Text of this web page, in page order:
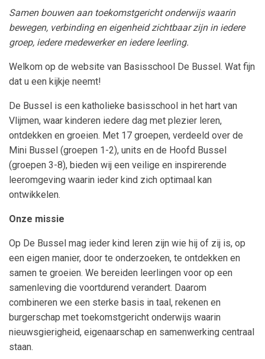
Samen bouwen aan toekomstgericht onderwijs waarin
bewegen, verbinding en eigenheid zichtbaar zijn in iedere
groep, iedere medewerker en iedere leerling.
Welkom op de website van Basisschool De Bussel. Wat fijn
dat u een kijkje neemt!
De Bussel is een katholieke basisschool in het hart van
Vlijmen, waar kinderen iedere dag met plezier leren,
ontdekken en groeien. Met 17 groepen, verdeeld over de
Mini Bussel (groepen 1-2), units en de Hoofd Bussel
(groepen 3-8), bieden wij een veilige en inspirerende
leeromgeving waarin ieder kind zich optimaal kan
ontwikkelen.
Onze missie
Op De Bussel mag ieder kind leren zijn wie hij of zij is, op
een eigen manier, door te onderzoeken, te ontdekken en
samen te groeien. We bereiden leerlingen voor op een
samenleving die voortdurend verandert. Daarom
combineren we een sterke basis in taal, rekenen en
burgerschap met toekomstgericht onderwijs waarin
nieuwsgierigheid, eigenaarschap en samenwerking centraal
staan.